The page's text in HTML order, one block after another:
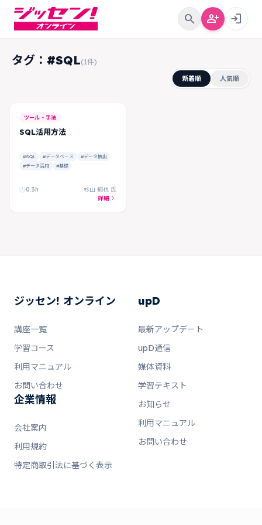
search person_add login
タグ：#SQL(1件)
新着順 人気順
ツール・手法
SQL活用方法
#SQL #データベース
#データ抽出
#データ活用
#基礎
0.3h
杉山 郁也 氏
詳細
ジッセン! オンライン
講座一覧
学習コース
利用マニュアル
お問い合わせ
企業情報
会社案内
利用規約
特定商取引法に基づく表示
upD
最新アップデート
upD通信
媒体資料
学習テキスト
お知らせ
利用マニュアル
お問い合わせ